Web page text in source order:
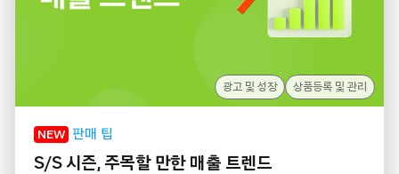
광고 및 성장 상품등록 및 관리
NEW 판매 팁
S/S 시즌, 주목할 만한 매출 트렌드